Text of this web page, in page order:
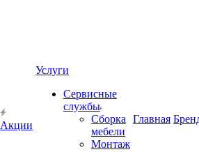
Акции
Услуги
Сервисные
службы
Сборка
мебели
Монтаж
Главная